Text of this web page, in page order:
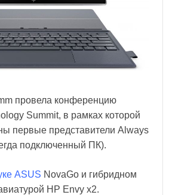
провела конференцию
Summit, в рамках которой
первые представители Always
подключенный ПК).
ASUS NovaGo и гибридном
HP Envy x2.